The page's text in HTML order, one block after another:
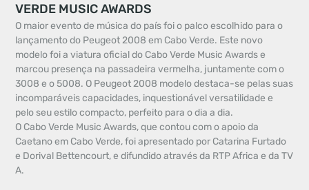
VERDE MUSIC AWARDS
O maior evento de música do país foi o palco escolhido para o
lançamento do Peugeot 2008 em Cabo Verde. Este novo
modelo foi a viatura oficial do Cabo Verde Music Awards e
marcou presença na passadeira vermelha, juntamente com o
3008 e o 5008. O Peugeot 2008 modelo destaca-se pelas suas
incomparáveis capacidades, inquestionável versatilidade e
pelo seu estilo compacto, perfeito para o dia a dia.
O Cabo Verde Music Awards, que contou com o apoio da
Caetano em Cabo Verde, foi apresentado por Catarina Furtado
e Dorival Bettencourt, e difundido através da RTP Africa e da TV
A.